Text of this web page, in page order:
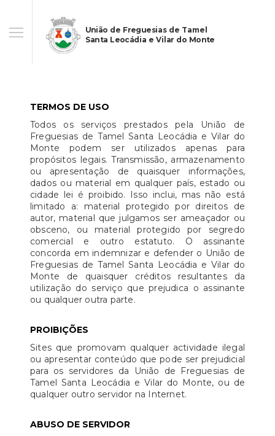
União de Freguesias de Tamel
Santa Leocádia e Vilar do Monte
TERMOS DE USO
Todos os serviços prestados pela União de
Freguesias de Tamel Santa Leocádia e Vilar do
Monte podem ser utilizados apenas para
propósitos legais. Transmissão, armazenamento
ou apresentação de quaisquer informações,
dados ou material em qualquer país, estado ou
cidade lei é proibido. Isso inclui, mas não está
limitado a: material protegido por direitos de
autor, material que julgamos ser ameaçador ou
obsceno, ou material protegido por segredo
comercial e outro estatuto. O assinante
concorda em indemnizar e defender o União de
Freguesias de Tamel Santa Leocádia e Vilar do
Monte de quaisquer créditos resultantes da
utilização do serviço que prejudica o assinante
ou qualquer outra parte.
PROIBIÇÕES
Sites que promovam qualquer actividade ilegal
ou apresentar conteúdo que pode ser prejudicial
para os servidores da União de Freguesias de
Tamel Santa Leocádia e Vilar do Monte, ou de
qualquer outro servidor na Internet.
ABUSO DE SERVIDOR